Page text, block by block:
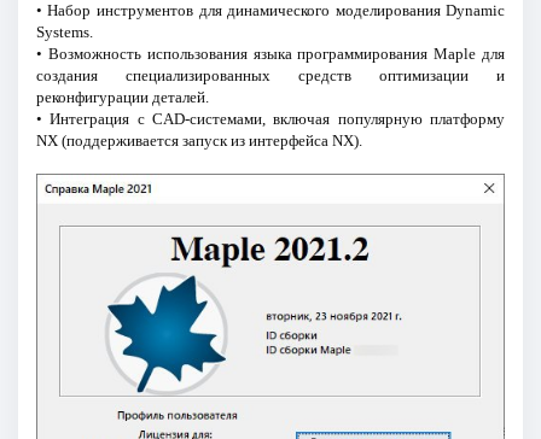
• Набор инструментов для динамического моделирования Dynamic
Systems.
• Возможность использования языка программирования Maple для
создания специализированных средств оптимизации и
реконфигурации деталей.
• Интеграция с CAD-системами, включая популярную платформу
NX (поддерживается запуск из интерфейса NX).